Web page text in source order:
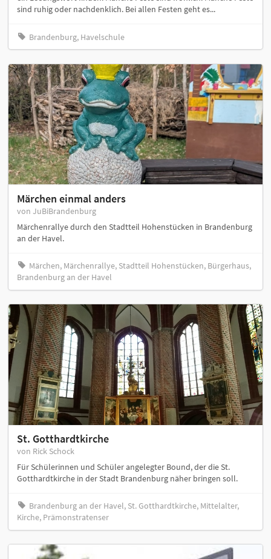
sind ruhig oder nachdenklich. Bei allen Festen geht es...
Brandenburg, Havelschule
Märchen einmal anders
von JuBiBrandenburg
Märchenrallye durch den Stadtteil Hohenstücken in Brandenburg
an der Havel.
Märchen, Märchenrallye, Stadtteil Hohenstücken, Bürgerhaus,
Brandenburg an der Havel
St. Gotthardtkirche
von Rick Schock
Für Schülerinnen und Schüler angelegter Bound, der die St.
Gotthardtkirche in der Stadt Brandenburg näher bringen soll.
Brandenburg an der Havel, St. Gotthardtkirche, Mittelalter,
Kirche, Prämonstratenser